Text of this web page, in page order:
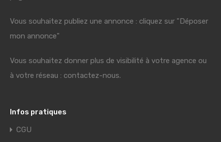
Vous souhaitez publiez une annonce : cliquez sur "Déposer
mon annonce"
Vous souhaitez donner plus de visibilité à votre agence ou
à votre réseau : contactez-nous.
Infos pratiques
CGU